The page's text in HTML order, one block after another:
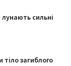
сильні
тіло загиблого